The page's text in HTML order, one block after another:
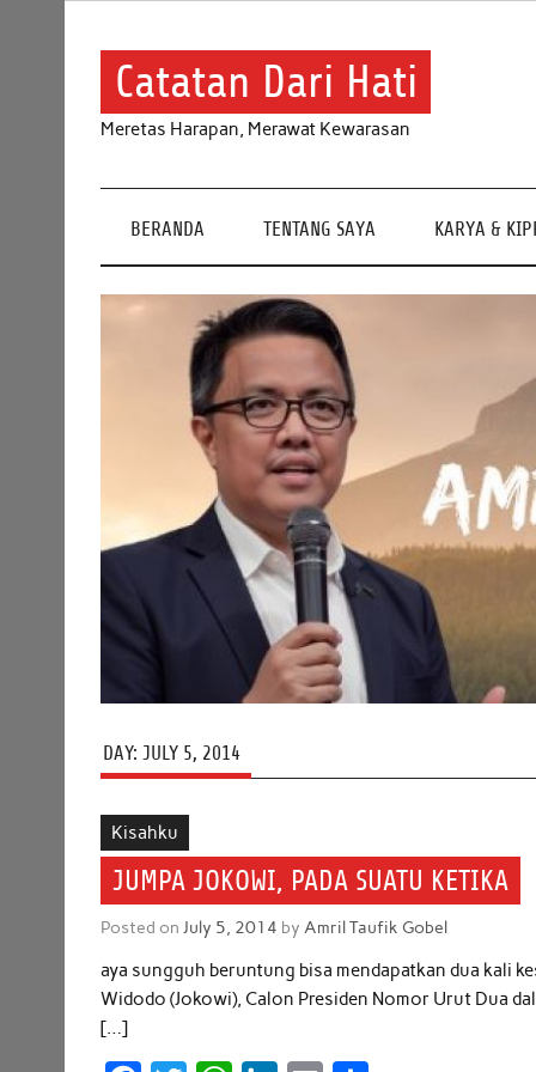
Catatan Dari Hati
Meretas Harapan, Merawat Kewarasan
BERANDA TENTANG SAYA KARYA &
DAY: JULY 5, 2014
Kisahku
JUMPA JOKOWI, PADA SUATU KETIKA
Posted on July 5, 2014 by Amril Taufik Gobel
aya sungguh beruntung bisa mendapatkan dua kali
Widodo (Jokowi), Calon Presiden Nomor Urut Dua
[…]